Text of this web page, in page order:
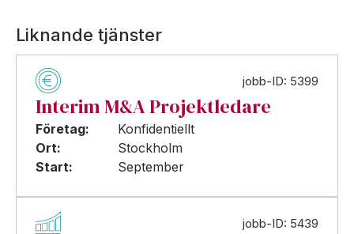
Liknande tjänster
jobb-ID: 5399
Interim M&A Projektledare
Företag:
Konfidentiellt
Ort:
Stockholm
Start:
September
jobb-ID: 5439